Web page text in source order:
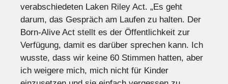
verabschiedeten Laken Riley Act. „Es geht
darum, das Gespräch am Laufen zu halten. Der
Born-Alive Act stellt es der Öffentlichkeit zur
Verfügung, damit es darüber sprechen kann. Ich
wusste, dass wir keine 60 Stimmen hatten, aber
ich weigere mich, mich nicht für Kinder